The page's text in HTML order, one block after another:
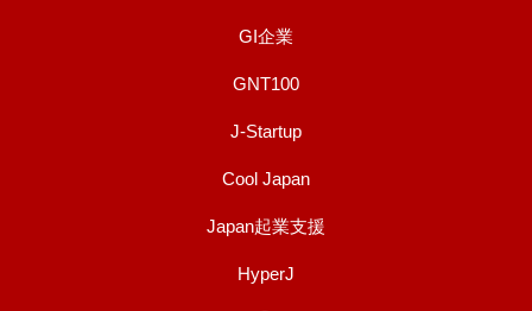
GI企業
GNT100
J-Startup
Cool Japan
Japan起業支援
HyperJ